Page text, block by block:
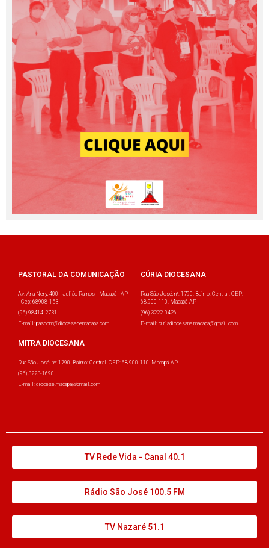
PASTORAL DA COMUNICAÇÃO
Av. Ana Nery, 400 - Julião Ramos - Macapá - AP
- Cep: 68908-153
(96) 98414-2731
E-mail: pascom@diocesedemacapa.com
CÚRIA DIOCESANA
Rua São José, nº: 1790. Bairro: Central. CEP:
68.900-110. Macapá-AP
(96) 3222-0426
E-mail: curiadiocesana.macapa@gmail.com
MITRA DIOCESANA
Rua São José, nº: 1790. Bairro: Central. CEP: 68.900-110. Macapá-AP
(96) 3223-1690
E-mail: diocese.macapa@gmail.com
TV Rede Vida - Canal 40.1
Rádio São José 100.5 FM
TV Nazaré 51.1